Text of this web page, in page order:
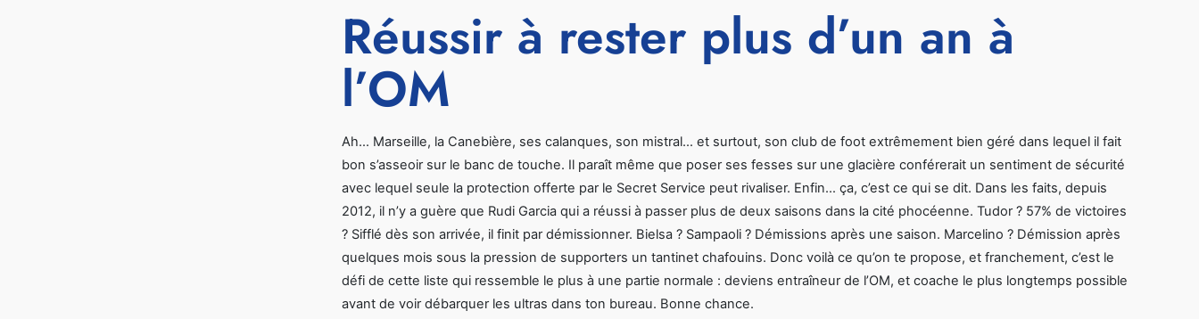
Réussir à rester plus d’un an à
l’OM
Ah… Marseille, la Canebière, ses calanques, son mistral… et surtout, son club de foot extrêmement bien géré dans lequel il fait
bon s’asseoir sur le banc de touche. Il paraît même que poser ses fesses sur une glacière conférerait un sentiment de sécurité
avec lequel seule la protection offerte par le Secret Service peut rivaliser. Enfin… ça, c’est ce qui se dit. Dans les faits, depuis
2012, il n’y a guère que Rudi Garcia qui a réussi à passer plus de deux saisons dans la cité phocéenne. Tudor ? 57% de victoires
? Sifflé dès son arrivée, il finit par démissionner. Bielsa ? Sampaoli ? Démissions après une saison. Marcelino ? Démission après
quelques mois sous la pression de supporters un tantinet chafouins. Donc voilà ce qu’on te propose, et franchement, c’est le
défi de cette liste qui ressemble le plus à une partie normale : deviens entraîneur de l’OM, et coache le plus longtemps possible
avant de voir débarquer les ultras dans ton bureau. Bonne chance.